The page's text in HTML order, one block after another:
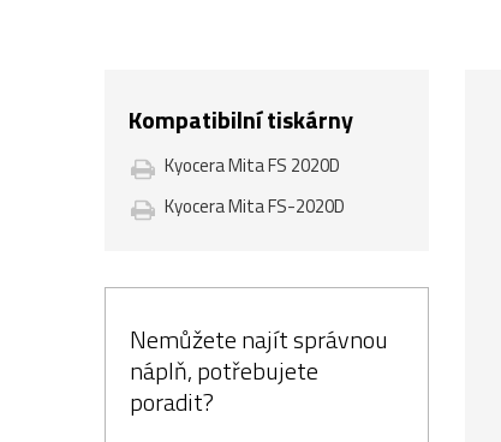
Kompatibilní tiskárny
Kyocera Mita FS 2020D
Kyocera Mita FS-2020D
Nemůžete najít správnou
náplň, potřebujete
poradit?